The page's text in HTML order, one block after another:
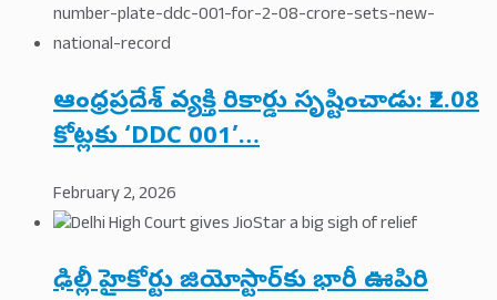
ఆంధ్రప్రదేశ్ వ్యక్తి రికార్డు సృష్టించాడు: ₹2.08
కోట్లకు ‘DDC 001’…
February 2, 2026
ఢిల్లీ హైకోర్టు జియోస్టార్‌కు భారీ ఊపిరి